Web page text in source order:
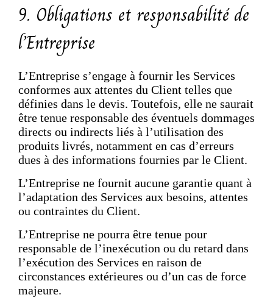
9. Obligations et responsabilité de
l’Entreprise
L’Entreprise s’engage à fournir les Services
conformes aux attentes du Client telles que
définies dans le devis. Toutefois, elle ne saurait
être tenue responsable des éventuels dommages
directs ou indirects liés à l’utilisation des
produits livrés, notamment en cas d’erreurs
dues à des informations fournies par le Client.
L’Entreprise ne fournit aucune garantie quant à
l’adaptation des Services aux besoins, attentes
ou contraintes du Client.
L’Entreprise ne pourra être tenue pour
responsable de l’inexécution ou du retard dans
l’exécution des Services en raison de
circonstances extérieures ou d’un cas de force
majeure.